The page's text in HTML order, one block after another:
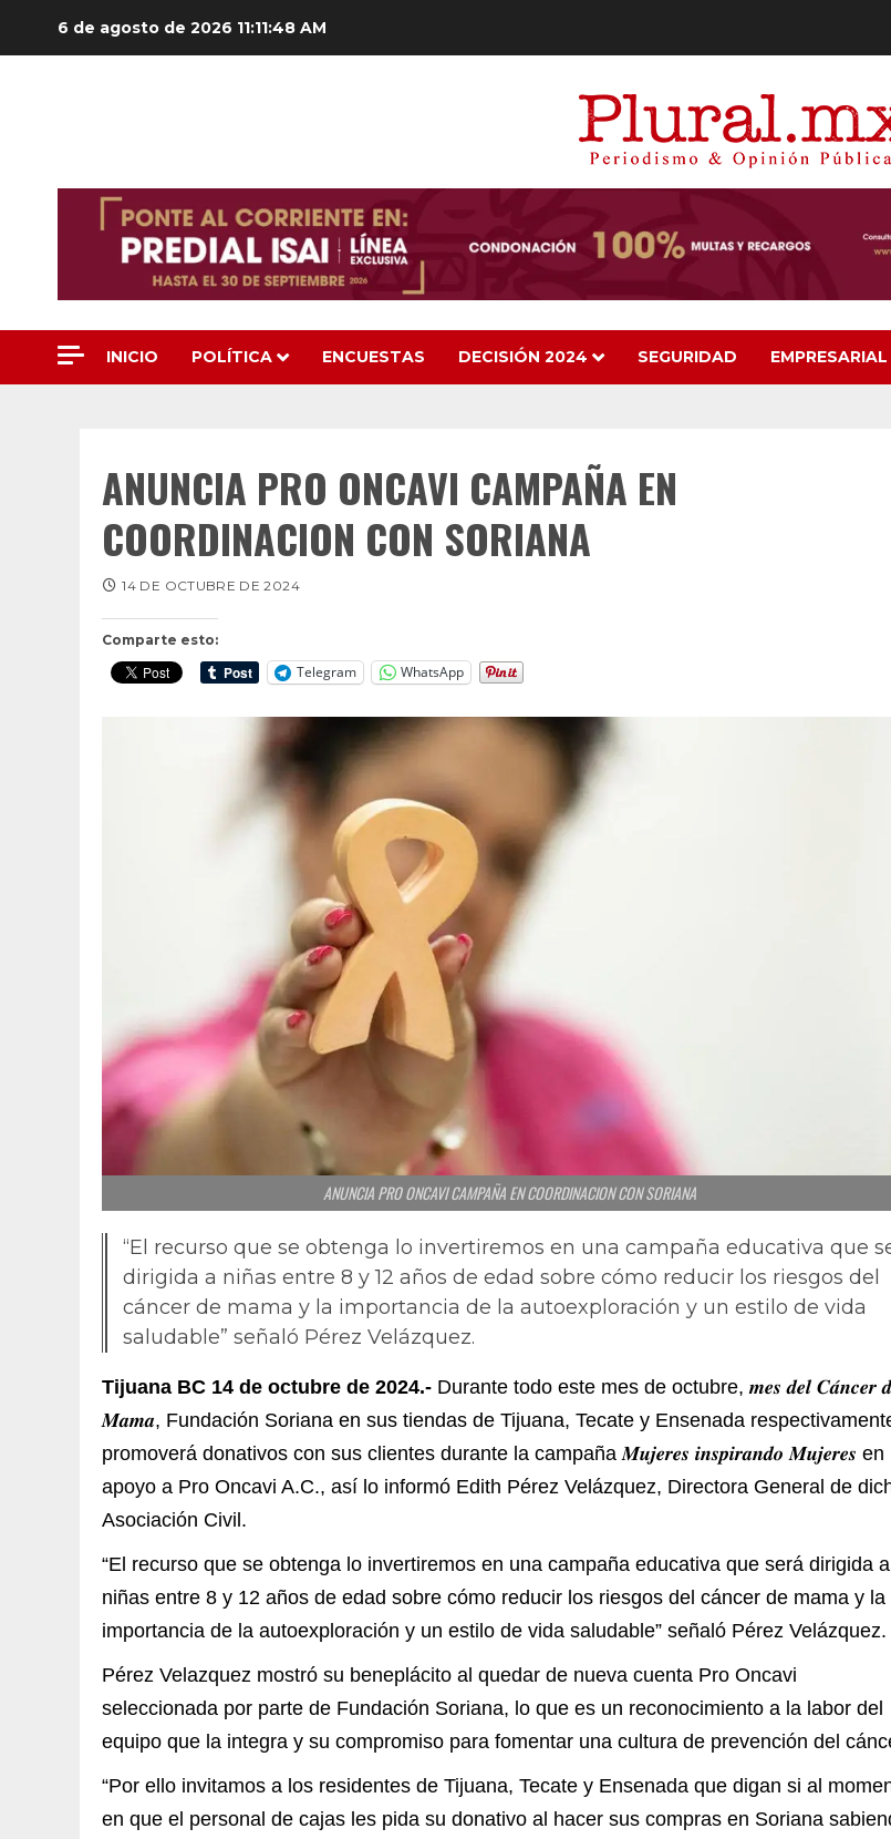
6 de agosto de 2026 11:11:49 AM
INICIO POLÍTICA ENCUESTAS DECISIÓN 2024 SEGURIDAD EMPRESARIAL
ANUNCIA PRO ONCAVI CAMPAÑA EN
COORDINACION CON SORIANA
Comparte esto:
Telegram WhatsApp
14 DE OCTUBRE DE 2024
ANUNCIA PRO ONCAVI CAMPAÑA EN COORDINACION CON SORIANA
“El recurso que se obtenga lo invertiremos en una campaña educativa que
dirigida a niñas entre 8 y 12 años de edad sobre cómo reducir los riesgos del
cáncer de mama y la importancia de la autoexploración y un estilo de vida
saludable” señaló Pérez Velázquez.
Tijuana BC 14 de octubre de 2024.- Durante todo este mes de octubre, 𝒎𝒆𝒔 𝒅𝒆𝒍 𝑪𝒂́𝒏𝒄𝒆𝒓
𝑴𝒂𝒎𝒂, Fundación Soriana en sus tiendas de Tijuana, Tecate y Ensenada
promoverá donativos con sus clientes durante la campaña 𝑴𝒖𝒋𝒆𝒓𝒆𝒔 𝒊𝒏𝒔𝒑𝒊𝒓𝒂𝒏𝒅𝒐 𝑴𝒖𝒋𝒆𝒓𝒆𝒔 en
apoyo a Pro Oncavi A.C., así lo informó Edith Pérez Velázquez, Directora General de
Asociación Civil.
“El recurso que se obtenga lo invertiremos en una campaña educativa que será dirigida a
niñas entre 8 y 12 años de edad sobre cómo reducir los riesgos del cáncer de mama y la
importancia de la autoexploración y un estilo de vida saludable” señaló Pérez Velázquez.
Pérez Velazquez mostró su beneplácito al quedar de nueva cuenta Pro Oncavi
seleccionada por parte de Fundación Soriana, lo que es un reconocimiento a la labor del
equipo que la integra y su compromiso para fomentar una cultura de prevención del
“Por ello invitamos a los residentes de Tijuana, Tecate y Ensenada que digan si al
en que el personal de cajas les pida su donativo al hacer sus compras en Soriana